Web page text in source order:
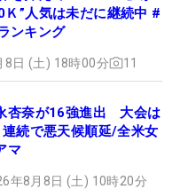
”人気は未だに継続中 #
ンキング
8日 (土) 18時00分 11
杏奈が16強進出 大会は
続で悪天候順延/全米女
マ
年8月8日 (土) 10時20分